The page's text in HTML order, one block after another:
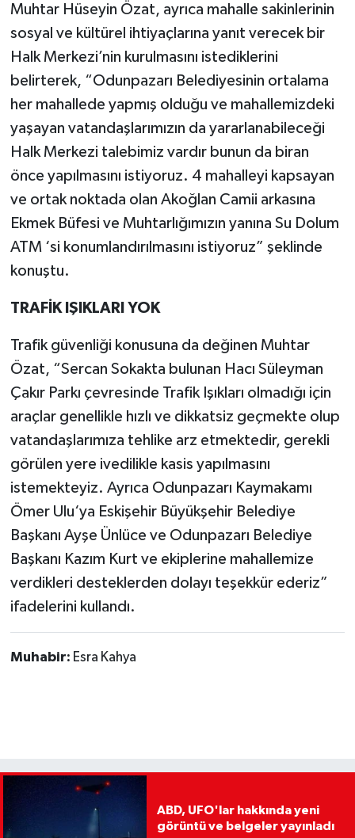
Muhtar Hüseyin Özat, ayrıca mahalle sakinlerinin
sosyal ve kültürel ihtiyaçlarına yanıt verecek bir
Halk Merkezi’nin kurulmasını istediklerini
belirterek, “Odunpazarı Belediyesinin ortalama
her mahallede yapmış olduğu ve mahallemizdeki
yaşayan vatandaşlarımızın da yararlanabileceği
Halk Merkezi talebimiz vardır bunun da biran
önce yapılmasını istiyoruz. 4 mahalleyi kapsayan
ve ortak noktada olan Akoğlan Camii arkasına
Ekmek Büfesi ve Muhtarlığımızın yanına Su Dolum
ATM ‘si konumlandırılmasını istiyoruz” şeklinde
konuştu.
TRAFİK IŞIKLARI YOK
Trafik güvenliği konusuna da değinen Muhtar
Özat, “Sercan Sokakta bulunan Hacı Süleyman
Çakır Parkı çevresinde Trafik Işıkları olmadığı için
araçlar genellikle hızlı ve dikkatsiz geçmekte olup
vatandaşlarımıza tehlike arz etmektedir, gerekli
görülen yere ivedilikle kasis yapılmasını
istemekteyiz. Ayrıca Odunpazarı Kaymakamı
Ömer Ulu‘ya Eskişehir Büyükşehir Belediye
Başkanı Ayşe Ünlüce ve Odunpazarı Belediye
Başkanı Kazım Kurt ve ekiplerine mahallemize
verdikleri desteklerden dolayı teşekkür ederiz”
ifadelerini kullandı.
Muhabir: Esra Kahya
ABD, UFO'lar hakkında yeni
görüntü ve belgeler yayınladı